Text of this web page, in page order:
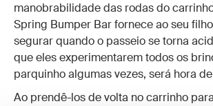
manobrabilidade das rodas do
Spring Bumper Bar fornece ao seu
segurar quando o passeio se torna
que eles experimentarem todos os
parquinho algumas vezes, será hora
Ao prendê-los de volta no carrinho